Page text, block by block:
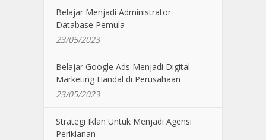
Belajar Menjadi Administrator
Database Pemula
23/05/2023
Belajar Google Ads Menjadi Digital
Marketing Handal di Perusahaan
23/05/2023
Strategi Iklan Untuk Menjadi Agensi
Periklanan